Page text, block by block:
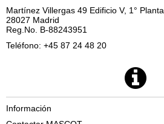
Martínez Villergas 49 Edificio V, 1° Planta
28027 Madrid
Reg.No. B-88243951
Teléfono: +45 87 24 48 20
Información